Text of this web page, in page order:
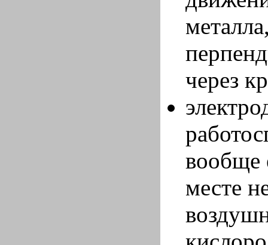
через
вообще
месте